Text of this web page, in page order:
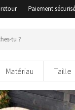
Paiement
Matériau Taille